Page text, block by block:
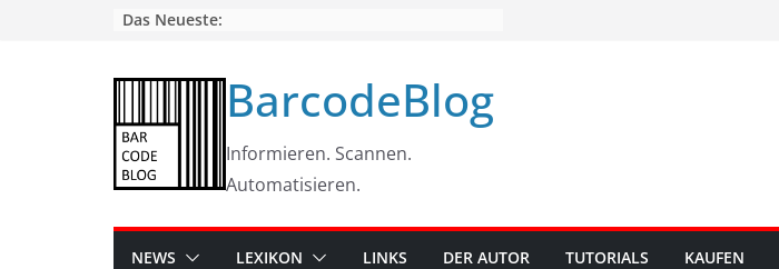
Das Neueste:
BarcodeBlog
Informieren. Scannen.
Automatisieren.
NEWS LEXIKON LINKS DER AUTOR TUTORIALS KAUFEN